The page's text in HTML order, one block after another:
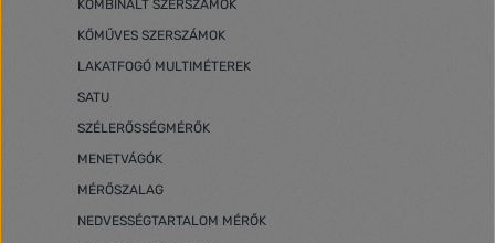
KOMBINÁLT SZERSZÁMOK
KŐMŰVES SZERSZÁMOK
LAKATFOGÓ MULTIMÉTEREK
SATU
SZÉLERŐSSÉGMÉRŐK
MENETVÁGÓK
MÉRŐSZALAG
NEDVESSÉGTARTALOM MÉRŐK